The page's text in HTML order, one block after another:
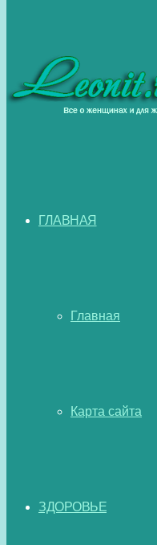
ГЛАВНАЯ
Главная
Карта сайта
ЗДОРОВЬЕ